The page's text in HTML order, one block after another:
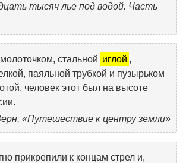
тысяч лье под водой. Часть
стальной иглой ,
паяльной трубкой и пузырьком
человек этот был на высоте
«Путешествие к центру земли»
прикрепили к концам стрел и,